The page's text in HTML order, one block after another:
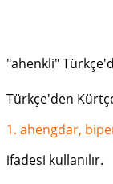
"ahenkli"
Türkçe'den
1. ahengdar,
ifadesi kullanılır.